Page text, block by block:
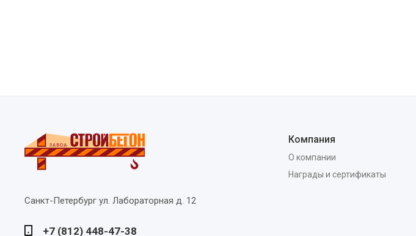
Санкт-Петербург ул. Лабораторная д. 12
+7 (812) 448-47-38
Компания
О компании
Награды и сертификаты